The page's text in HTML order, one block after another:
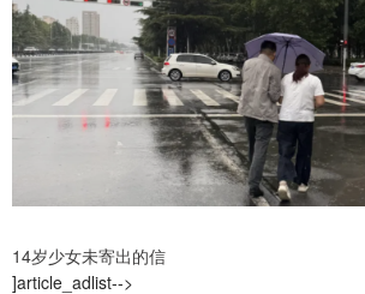
14岁少女未寄出的信
]article_adlist-->